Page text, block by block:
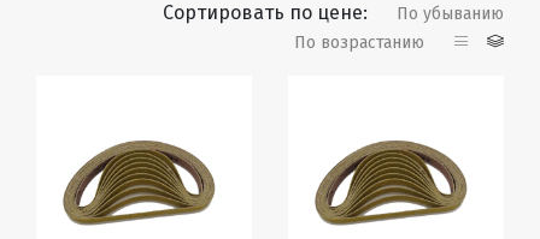
Сортировать по цене:
По убыванию
По возрастанию